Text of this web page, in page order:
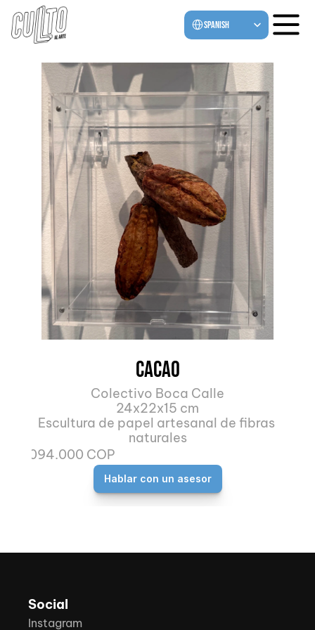
Select Language
Spanish
Cacao
Colectivo Boca Calle
24x22x15 cm
Escultura de papel artesanal de fibras
naturales
3.094.000 COP
Hablar con un asesor
Social
Instagram